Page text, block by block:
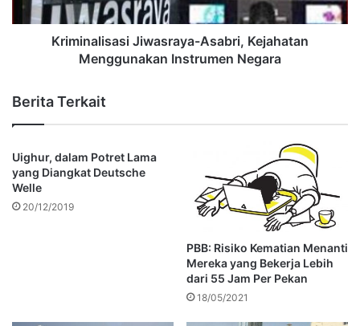
Kriminalisasi Jiwasraya-Asabri, Kejahatan
Menggunakan Instrumen Negara
Berita Terkait
Uighur, dalam Potret Lama
yang Diangkat Deutsche
Welle
20/12/2019
PBB: Risiko Kematian Menanti
Mereka yang Bekerja Lebih
dari 55 Jam Per Pekan
18/05/2021